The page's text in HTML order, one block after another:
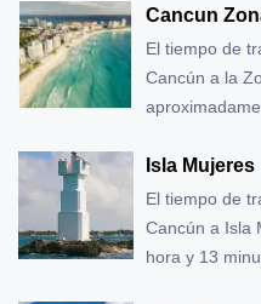
Cancun
El tiempo de
Cancún a la
Isla Mujeres
El tiempo de
Cancún a Isla
hora y 13